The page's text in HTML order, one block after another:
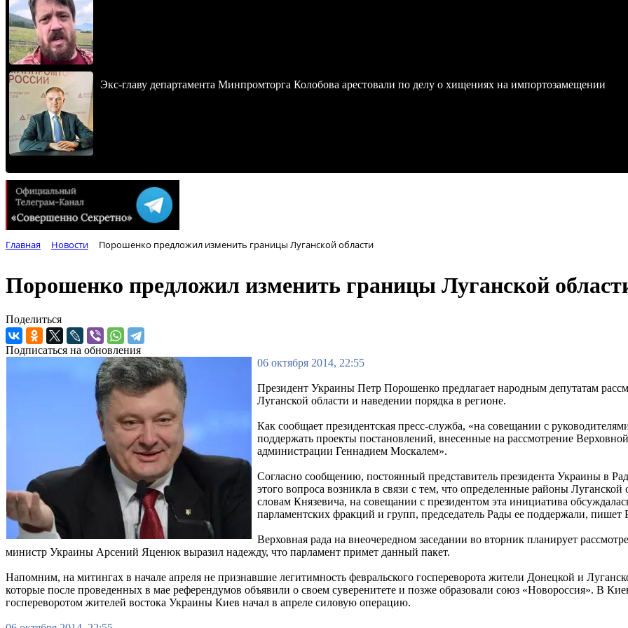
Экс-главу департамента Минпромторга Колобова арестовали по делу о хищениях на импортозамещении
Главная Новости Порошенко предложил изменить границы Луганской области
Порошенко предложил изменить границы Луганской
Поделиться
Подписаться на обновления
06 октября 2014, 22:55
Президент Украины Петр Порошенко предлагает народным депутатам
Луганской области и наведении порядка в регионе.
Как сообщает президентская пресс-служба, «на совещании с
поддержать проекты постановлений, внесенные на рассмотрение
администрации Геннадием Москалем».
Согласно сообщению, постоянный представитель президента Украины в
этого вопроса возникла в связи с тем, что определенные районы
словам Князевича, на совещании с президентом эта инициатива
парламентских фракций и групп, председатель Рады ее поддержали,
Верховная рада на внеочередном заседании во вторник планирует
министр Украины Арсений Яценюк выразил надежду, что парламент примет данный пакет.
Напомним, на митингах в начале апреля не признавшие легитимность февральского госпереворота жители Донецкой и
которые после проведенных в мае референдумов объявили о своем суверенитете и позже образовали союз «Новороссия». В
госпереворотом жителей востока Украины Киев начал в апреле силовую операцию.